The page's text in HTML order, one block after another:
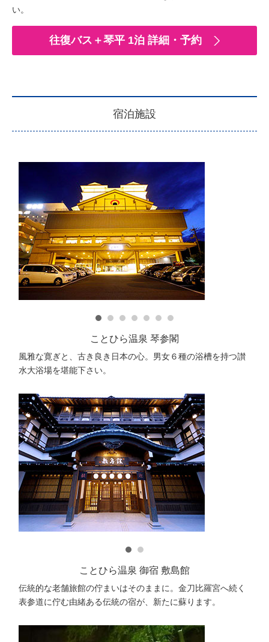
い。
往復バス＋琴平 1泊 詳細・予約
宿泊施設
ことひら温泉 琴参閣
風雅な寛ぎと、古き良き日本の心。男女６種の浴槽を持つ讃
水大浴場を堪能下さい。
ことひら温泉 御宿 敷島館
伝統的な老舗旅館の佇まいはそのままに。金刀比羅宮へ続く
表参道に佇む由緒ある伝統の宿が、新たに蘇ります。